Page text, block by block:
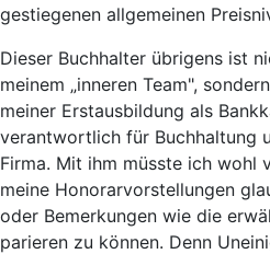
gestiegenen allgemeinen
Dieser Buchhalter übrigens ist
meinem „inneren Team",
meiner Erstausbildung als
verantwortlich für Buchhaltung
Firma. Mit ihm müsste ich wohl
meine Honorarvorstellungen
oder Bemerkungen wie die
parieren zu können. Denn